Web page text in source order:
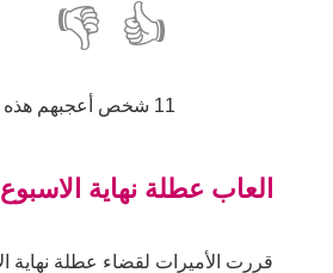
👍
👎
11 شخص أعجبهم هذه اللعبة، انضم إليهم!
العاب عطلة نهاية الاسبوع
قررت الأميرات لقضاء عطلة نهاية